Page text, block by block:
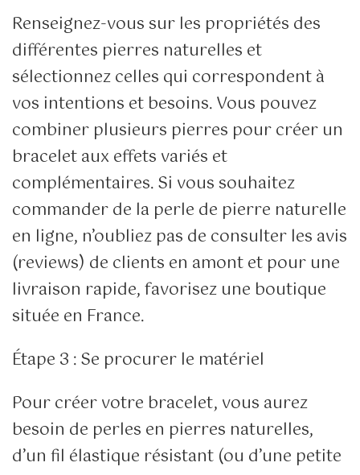
Renseignez-vous sur les propriétés des
différentes pierres naturelles et
sélectionnez celles qui correspondent à
vos intentions et besoins. Vous pouvez
combiner plusieurs pierres pour créer un
bracelet aux effets variés et
complémentaires. Si vous souhaitez
commander de la perle de pierre naturelle
en ligne, n’oubliez pas de consulter les avis
(reviews) de clients en amont et pour une
livraison rapide, favorisez une boutique
située en France.
Étape 3 : Se procurer le matériel
Pour créer votre bracelet, vous aurez
besoin de perles en pierres naturelles,
d’un fil élastique résistant (ou d’une petite